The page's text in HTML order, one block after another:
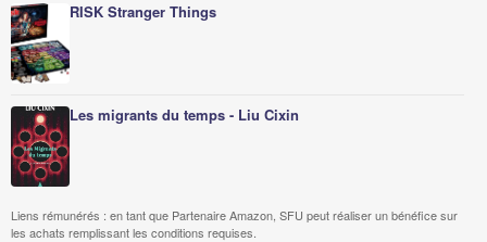
RISK Stranger Things
Les migrants du temps - Liu Cixin
Liens rémunérés : en tant que Partenaire Amazon, SFU peut réaliser un bénéfice sur
les achats remplissant les conditions requises.